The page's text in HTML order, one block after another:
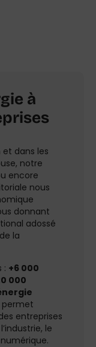
à
et dans les
notre
encore
nous
donnant
adossé
la
: +6 000
000
permet
entreprises
le